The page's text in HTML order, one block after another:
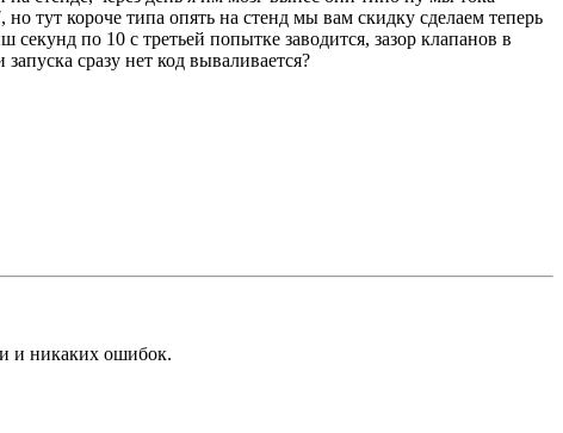
тут короче типа опять на стенд мы вам скидку сделаем теперь
по 10 с третьей попытке заводится, зазор клапанов в
сразу нет код вываливается?
и никаких ошибок.